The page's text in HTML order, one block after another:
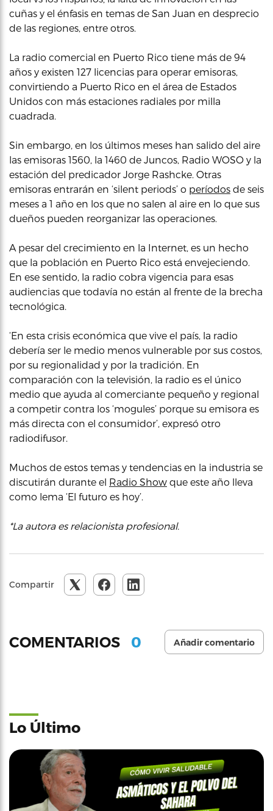
cuñas y el énfasis en temas de San Juan en desprecio
de las regiones, entre otros.
La radio comercial en Puerto Rico tiene más de 94
años y existen 127 licencias para operar emisoras,
convirtiendo a Puerto Rico en el área de Estados
Unidos con más estaciones radiales por milla
cuadrada.
Sin embargo, en los últimos meses han salido del aire
las emisoras 1560, la 1460 de Juncos, Radio WOSO y la
estación del predicador Jorge Rashcke. Otras
emisoras entrarán en ‘silent periods’ o períodos de seis
meses a 1 año en los que no salen al aire en lo que sus
dueños pueden reorganizar las operaciones.
A pesar del crecimiento en la Internet, es un hecho
que la población en Puerto Rico está envejeciendo.
En ese sentido, la radio cobra vigencia para esas
audiencias que todavía no están al frente de la brecha
tecnológica.
‘En esta crisis económica que vive el país, la radio
debería ser le medio menos vulnerable por sus costos,
por su regionalidad y por la tradición. En
comparación con la televisión, la radio es el único
medio que ayuda al comerciante pequeño y regional
a competir contra los ‘mogules’ porque su emisora es
más directa con el consumidor’, expresó otro
radiodifusor.
Muchos de estos temas y tendencias en la industria se
discutirán durante el Radio Show que este año lleva
como lema ‘El futuro es hoy’.
*La autora es relacionista profesional.
Compartir
COMENTARIOS 0 Añadir comentario
Lo Último